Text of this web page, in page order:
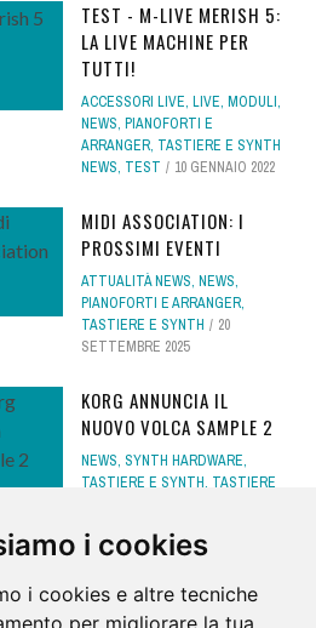
i cookies
i cookies e altre tecniche
per migliorare la tua
per inviare un commento.
TEST - M-LIVE MERISH 5:
LA LIVE MACHINE PER
TUTTI!
ACCESSORI LIVE, LIVE, MODULI,
NEWS, PIANOFORTI E
ARRANGER, TASTIERE E SYNTH
NEWS, TEST 10 GENNAIO 2022
MIDI ASSOCIATION: I
PROSSIMI EVENTI
ATTUALITÀ NEWS, NEWS,
PIANOFORTI E ARRANGER,
TASTIERE E SYNTH
20
SETTEMBRE 2025
KORG ANNUNCIA IL
NUOVO VOLCA SAMPLE 2
NEWS, SYNTH HARDWARE,
TASTIERE E SYNTH, TASTIERE
NUOVO PIANO STAGE